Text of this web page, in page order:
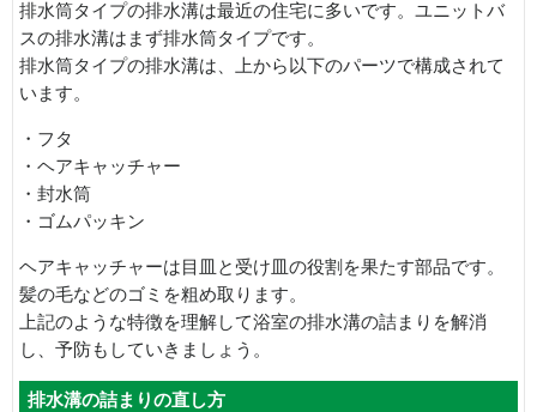
排水筒タイプの排水溝は最近の住宅に多いです。ユニットバ
スの排水溝はまず排水筒タイプです。
排水筒タイプの排水溝は、上から以下のパーツで構成されて
います。
・フタ
・ヘアキャッチャー
・封水筒
・ゴムパッキン
ヘアキャッチャーは目皿と受け皿の役割を果たす部品です。
髪の毛などのゴミを粗め取ります。
上記のような特徴を理解して浴室の排水溝の詰まりを解消
し、予防もしていきましょう。
排水溝の詰まりの直し方